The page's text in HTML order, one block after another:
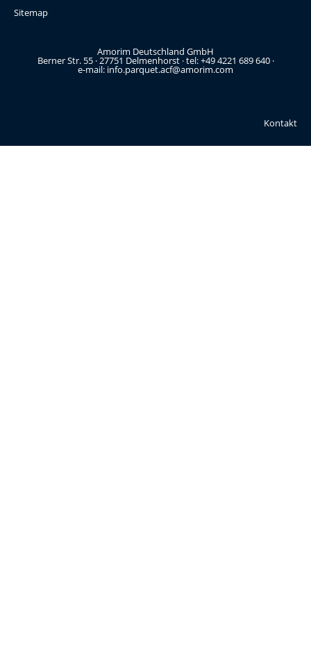
Sitemap
Amorim Deutschland GmbH
Berner Str. 55 · 27751 Delmenhorst · tel: +49 4221 689 640 ·
e-mail: info.parquet.acf@amorim.com
Kontakt